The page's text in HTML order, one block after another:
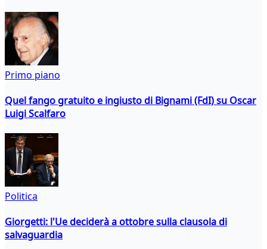
Primo piano
Quel fango gratuito e ingiusto di Bignami (FdI) su Oscar
Luigi Scalfaro
Politica
Giorgetti: l'Ue deciderà a ottobre sulla clausola di
salvaguardia